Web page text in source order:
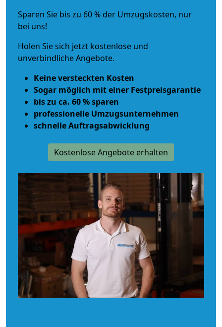
Sparen Sie bis zu 60 % der Umzugskosten, nur
bei uns!
Holen Sie sich jetzt kostenlose und
unverbindliche Angebote.
Keine versteckten Kosten
Sogar möglich mit einer Festpreisgarantie
bis zu ca. 60 % sparen
professionelle Umzugsunternehmen
schnelle Auftragsabwicklung
Kostenlose Angebote erhalten